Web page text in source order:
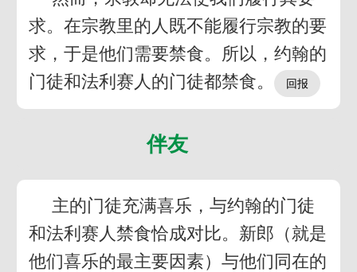
求。在宗教里的人既不能履行宗教的要
求，于是他们需要禁食。所以，约翰的
门徒和法利赛人的门徒都禁食。
伴友
主的门徒充满喜乐，与约翰的门徒
和法利赛人禁食恰成对比。新郎（就是
他们喜乐的最主要因素）与他们同在的